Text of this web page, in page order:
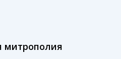
митрополия